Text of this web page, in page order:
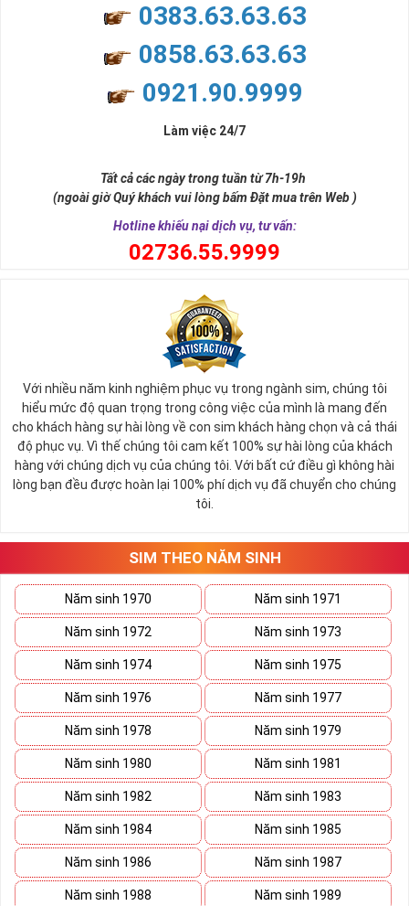
nhiều thành công, thăng tiến hơn.
và tính hai mặt. Số 2 thúc giục chúng ta lựa chọn, dựa vào những
đời, nơi bạn phải đưa ra những quyết định quan trọng.
Ý nghĩa sim tứ quý 2
Theo quan niệm phong thủy
Số 2 tượng trưng cho sự cân bằng, hài hòa của âm dương và đất
trời. Sự cân bằng này giúp cho mọi việc đều thuận lợi và mang lại
nhiều may mắn trong cuộc sống và kinh doanh.
Số 2 còn biểu trưng cho lòng tốt, sự ổn định và tính hai mặt của
mọi vấn đề. Số 2 giúp cho họ có được sự lựa chọn, để đưa ra
những hướng giải quyết đúng đắn nhắt.
tứ 2 cùng xuất hiện trong một dãy số sim càng giúp cho ý nghĩa
sim tứ quýtăng lên gấp bội. Sở hữu sim Tứ Quý 2 giúp khích lệ tinh
thần người sở hữu là không sợ bất cứ điều gì mà hãy cứ làm thì
mọi điều tốt đẹp và may mắn ắt sẽ đến.
Lợi ích sim Tứ Quý 2 mang lại là gì?
0383.63.63.63
0858.63.63.63
0921.90.9999
Làm việc 24/7
Tất cả các ngày trong tuần từ 7h-19h
(ngoài giờ Quý khách vui lòng bấm Đặt mua trên Web )
Hotline khiếu nại dịch vụ, tư vấn:
02736.55.9999
Với nhiều năm kinh nghiệm phục vụ trong ngành sim, chúng tôi
hiểu mức độ quan trọng trong công việc của mình là mang đến
cho khách hàng sự hài lòng về con sim khách hàng chọn và cả thái
độ phục vụ. Vì thế chúng tôi cam kết 100% sự hài lòng của khách
hàng với chúng dịch vụ của chúng tôi. Với bất cứ điều gì không hài
lòng bạn đều được hoàn lại 100% phí dịch vụ đã chuyển cho chúng
tôi.
SIM THEO NĂM SINH
Năm sinh 1970 Năm sinh 1971
Năm sinh 1972 Năm sinh 1973
Năm sinh 1974 Năm sinh 1975
Năm sinh 1976 Năm sinh 1977
Năm sinh 1978 Năm sinh 1979
Năm sinh 1980 Năm sinh 1981
Năm sinh 1982 Năm sinh 1983
Năm sinh 1984 Năm sinh 1985
Năm sinh 1986 Năm sinh 1987
Năm sinh 1988 Năm sinh 1989